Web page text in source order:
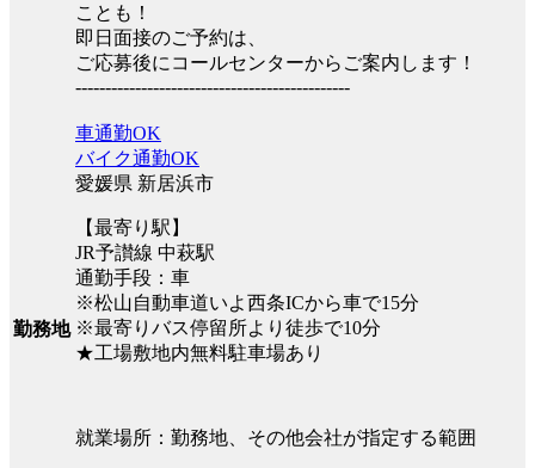
ことも！
即日面接のご予約は、
ご応募後にコールセンターからご案内します！
----------------------------------------------
勤務地
車通勤OK
バイク通勤OK
愛媛県 新居浜市
【最寄り駅】
JR予讃線 中萩駅
通勤手段：車
※松山自動車道いよ西条ICから車で15分
※最寄りバス停留所より徒歩で10分
★工場敷地内無料駐車場あり
就業場所：勤務地、その他会社が指定する範囲